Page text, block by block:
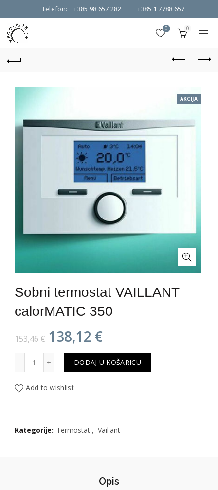
Telefon: +385 98 657 282 +385 1 7788 657
0 0
AKCIJA
Sobni termostat VAILLANT
calorMATIC 350
153,46€ Izvorna
cijena
bila
138,12 €Trenutna
cijena
je:
Sobni termostat VAILLANT calorMATIC 350 količina
DODAJ U KOŠARICU
Add to wishlist
Kategorije: Termostat , Vaillant
Opis